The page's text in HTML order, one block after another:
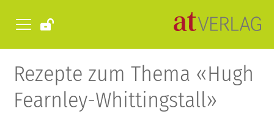
Rezepte zum Thema «Hugh
Fearnley-Whittingstall»